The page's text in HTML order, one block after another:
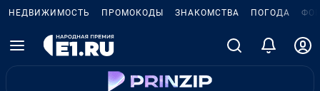
НЕДВИЖИМОСТЬ ПРОМОКОДЫ ЗНАКОМСТВА ПОГОДА